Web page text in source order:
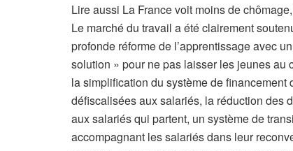
Lire aussi A
r
t
i
c
l
e
r
La France voit moins de
Le marché du travail a été clairement
profonde réforme de l’apprentissage avec
solution » pour ne pas laisser les jeunes au
la simplification du système de
défiscalisées aux salariés, la réduction des
aux salariés qui partent, un système de
accompagnant les salariés dans leur